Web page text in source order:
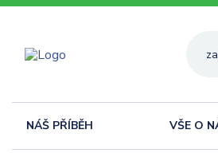
NÁŠ PŘÍBĚH VŠE O